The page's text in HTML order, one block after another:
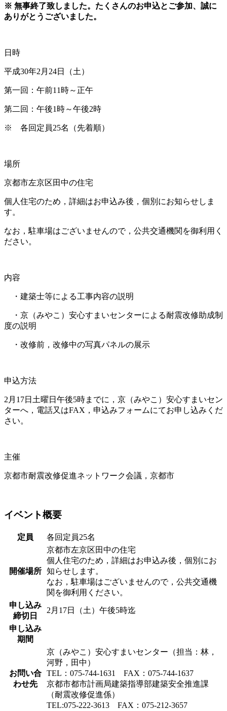
※ 無事終了致しました。たくさんのお申込とご参加、誠に
ありがとうございました。
日時
平成30年2月24日（土）
第一回：午前11時～正午
第二回：午後1時～午後2時
※ 各回定員25名（先着順）
場所
京都市左京区田中の住宅
個人住宅のため，詳細はお申込み後，個別にお知らせしま
す。
なお，駐車場はございませんので，公共交通機関を御利用く
ださい。
内容
・建築士等による工事内容の説明
・京（みやこ）安心すまいセンターによる耐震改修助成制
度の説明
・改修前，改修中の写真パネルの展示
申込方法
2月17日土曜日午後5時までに，京（みやこ）安心すまいセン
ターへ，電話又はFAX，申込みフォームにてお申し込みくだ
さい。
主催
京都市耐震改修促進ネットワーク会議，京都市
イベント概要
定員 各回定員25名
開催場所
京都市左京区田中の住宅
個人住宅のため，詳細はお申込み後，個別にお
知らせします。
なお，駐車場はございませんので，公共交通機
関を御利用ください。
申し込み
締切日
2月17日（土）午後5時迄
申し込み
期間
お問い合
わせ先
京（みやこ）安心すまいセンター（担当：林，
河野，田中）
TEL：075-744-1631 FAX：075-744-1637
京都市都市計画局建築指導部建築安全推進課
（耐震改修促進係）
TEL:075-222-3613 FAX：075-212-3657